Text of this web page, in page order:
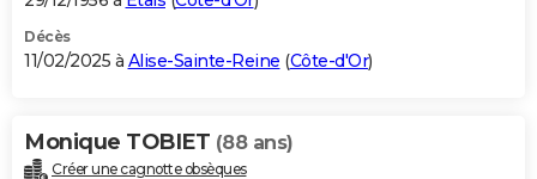
GUIDES D'ACHAT
BONS PLANS
Carte de Noël
Carte Bonne année
Carte Saint-Valentin
Carte Pâques
Carte d'anniversaire
DICTIONNAIRE
Décès
11/02/2025 à Alise-Sainte-Reine (Côte-d'Or)
Monique TOBIET (88 ans)
Créer une cagnotte obsèques